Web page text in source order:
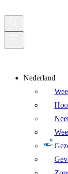
Nederland